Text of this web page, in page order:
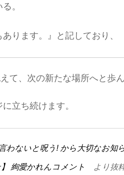
。
ります。』と記しており、
て、次の新たな場所へと歩ん
立ち続けます。
わないと呪う! から大切なお知
絢愛かれんコメント より抜